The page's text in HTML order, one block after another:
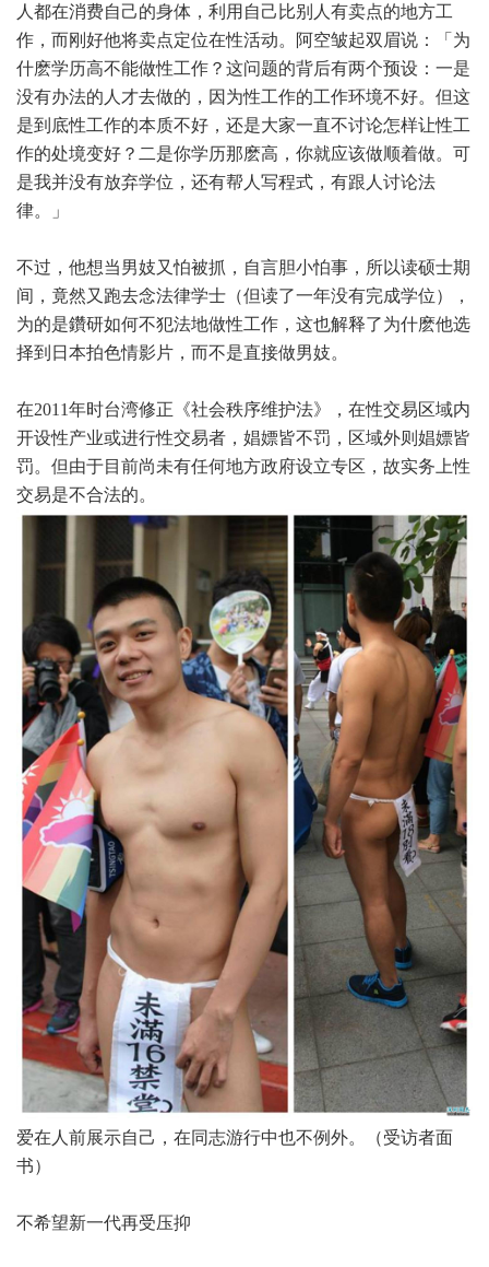
人都在消费自己的身体，利用自己比别人有卖点的地方工
作，而刚好他将卖点定位在性活动。阿空皱起双眉说：「为
什麽学历高不能做性工作？这问题的背后有两个预设：一是
没有办法的人才去做的，因为性工作的工作环境不好。但这
是到底性工作的本质不好，还是大家一直不讨论怎样让性工
作的处境变好？二是你学历那麽高，你就应该做顺着做。可
是我并没有放弃学位，还有帮人写程式，有跟人讨论法
律。」
不过，他想当男妓又怕被抓，自言胆小怕事，所以读硕士期
间，竟然又跑去念法律学士（但读了一年没有完成学位），
为的是鑽研如何不犯法地做性工作，这也解释了为什麽他选
择到日本拍色情影片，而不是直接做男妓。
在2011年时台湾修正《社会秩序维护法》，在性交易区域内
开设性产业或进行性交易者，娼嫖皆不罚，区域外则娼嫖皆
罚。但由于目前尚未有任何地方政府设立专区，故实务上性
交易是不合法的。
爱在人前展示自己，在同志游行中也不例外。（受访者面
书）
不希望新一代再受压抑